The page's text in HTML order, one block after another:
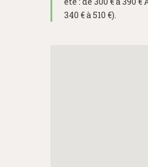
340 € à 510 €).